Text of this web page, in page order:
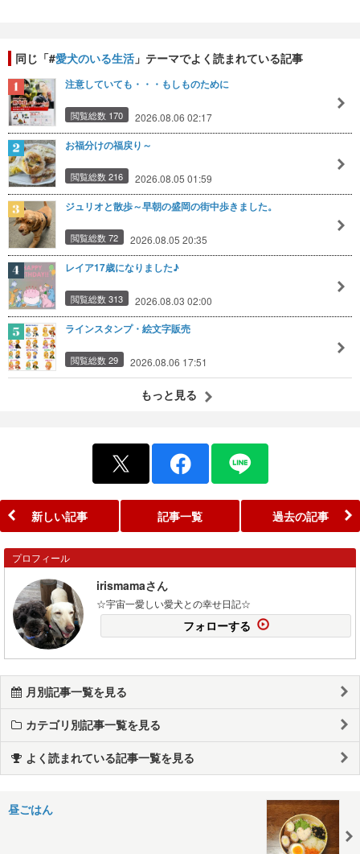
同じ「#愛犬のいる生活 」テーマでよく読まれている記事
注意していても・・・もしものために
閲覧総数 170 2026.08.06 02:17
お福分けの福戻り～
閲覧総数 216 2026.08.05 01:59
ジュリオと散歩～早朝の盛岡の街中歩きました。
閲覧総数 72 2026.08.05 20:35
レイア17歳になりました♪
閲覧総数 313 2026.08.03 02:00
ラインスタンプ・絵文字販売
閲覧総数 29 2026.08.06 17:51
もっと見る
新しい記事 記事一覧 過去の記事
プロフィール
irismamaさん
☆宇宙一愛しい愛犬との幸せ日記☆
フォローする
月別記事一覧を見る
カテゴリ別記事一覧を見る
よく読まれている記事一覧を見る
昼ごはん